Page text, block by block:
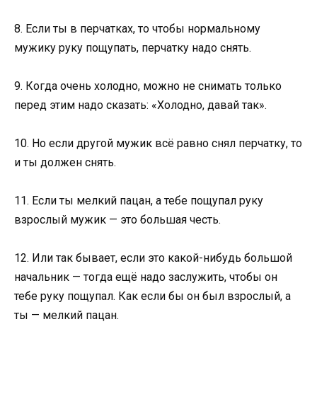
8. Если ты в перчатках, то чтобы нормальному
мужику руку пощупать, перчатку надо снять.
9. Когда очень холодно, можно не снимать только
перед этим надо сказать: «Холодно, давай так».
10. Но если другой мужик всё равно снял перчатку, то
и ты должен снять.
11. Если ты мелкий пацан, а тебе пощупал руку
взрослый мужик — это большая честь.
12. Или так бывает, если это какой-нибудь большой
начальник — тогда ещё надо заслужить, чтобы он
тебе руку пощупал. Как если бы он был взрослый, а
ты — мелкий пацан.